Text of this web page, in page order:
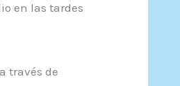
en las tardes
través de